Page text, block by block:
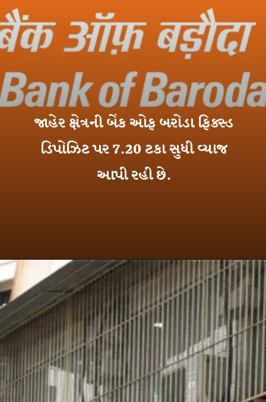
જાહેર ક્ષેત્રની બેંક ઓફ બરોડા ફિક્સ્ડ
ડિપોઝિટ પર 7.20 ટકા સુધી વ્યાજ
આપી રહી છે.